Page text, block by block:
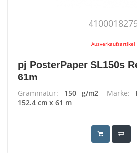
Ausverkaufsartikel
pj PosterPaper SL150s
61m
Grammatur: 150 g/m2 Marke:
152.4 cm x 61 m